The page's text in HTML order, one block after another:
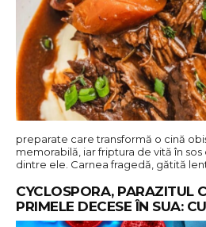
preparate care transformă o cină
memorabilă, iar friptura de vită în sos
dintre ele. Carnea fragedă, gătită
CYCLOSPORA, PARAZITUL
PRIMELE DECESE ÎN SUA: